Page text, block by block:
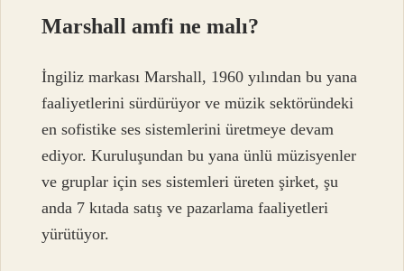
Marshall amfi ne malı?
İngiliz markası Marshall, 1960 yılından bu yana
faaliyetlerini sürdürüyor ve müzik sektöründeki
en sofistike ses sistemlerini üretmeye devam
ediyor. Kuruluşundan bu yana ünlü müzisyenler
ve gruplar için ses sistemleri üreten şirket, şu
anda 7 kıtada satış ve pazarlama faaliyetleri
yürütüyor.